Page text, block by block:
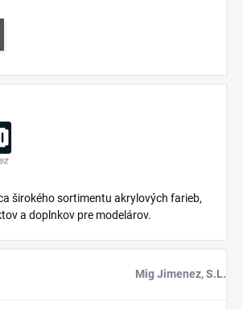
širokého sortimentu akrylových farieb,
a doplnkov pre modelárov.
Mig Jimenez, S.L.